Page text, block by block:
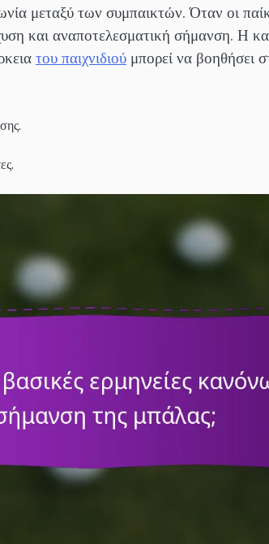
μεταξύ των συμπαικτών. Όταν οι
και αναποτελεσματική σήμανση. Η
του παιχνιδιού μπορεί να βοηθήσει